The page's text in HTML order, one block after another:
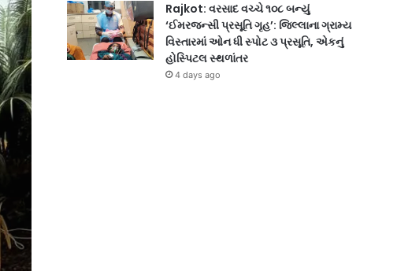
Rajkot: વરસાદ વચ્ચે ૧૦૮ બન્યું
‘ઈમરજન્સી પ્રસૂતિ ગૃહ’: જિલ્લાના ગ્રામ્ય
વિસ્તારમાં ઓન ધી સ્પોટ ૩ પ્રસૂતિ, એકનું
હોસ્પિટલ સ્થળાંતર
4 days ago